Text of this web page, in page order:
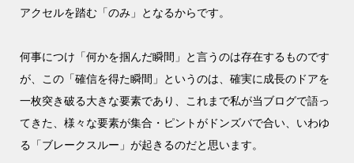
アクセルを踏む「のみ」となるからです。
何事につけ「何かを掴んだ瞬間」と言うのは存在するものです
が、この「確信を得た瞬間」というのは、確実に成長のドアを
一枚突き破る大きな要素であり、これまで私が当ブログで語っ
てきた、様々な要素が集合・ピントがドンズバで合い、いわゆ
る「ブレークスルー」が起きるのだと思います。